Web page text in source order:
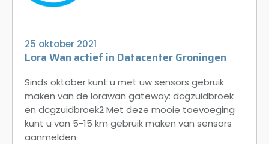
25 oktober 2021
Lora Wan actief in Datacenter Groningen
Sinds oktober kunt u met uw sensors gebruik
maken van de lorawan gateway: dcgzuidbroek
en dcgzuidbroek2 Met deze mooie toevoeging
kunt u van 5-15 km gebruik maken van sensors
aanmelden.